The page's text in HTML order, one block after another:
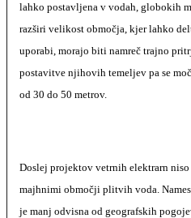
lahko postavljena v vodah, globokih
razširi velikost območja, kjer lahko
uporabi, morajo biti namreč trajno
postavitve njihovih temeljev pa se
od 30 do 50 metrov.
Doslej projektov vetrnih elektrarn
majhnimi območji plitvih voda.
je manj odvisna od geografskih